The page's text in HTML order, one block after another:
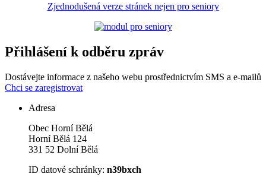
Zjednodušená verze stránek nejen pro seniory
Přihlášení k odběru zpráv
Dostávejte informace z našeho webu prostřednictvím SMS a e-mailů
Chci se zaregistrovat
Adresa
Obec Horní Bělá
Horní Bělá 124
331 52 Dolní Bělá
ID datové schránky: n39bxch